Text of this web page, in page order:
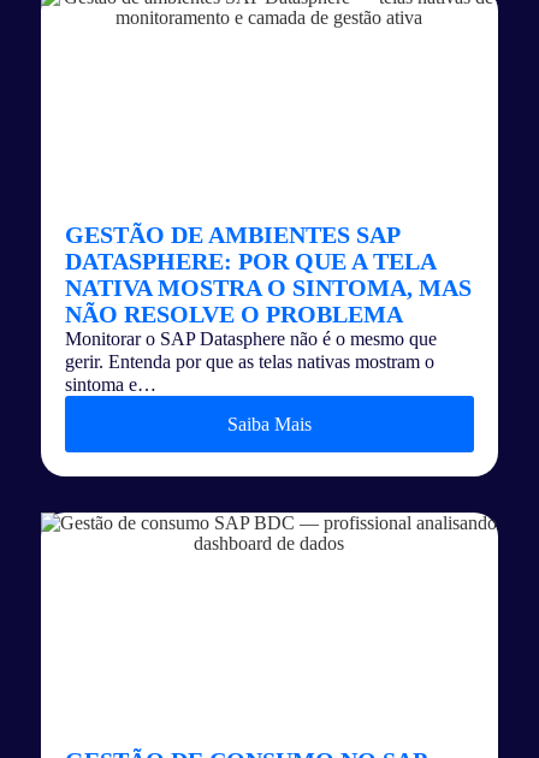
GESTÃO DE AMBIENTES SAP
DATASPHERE: POR QUE A TELA
NATIVA MOSTRA O SINTOMA, MAS
NÃO RESOLVE O PROBLEMA
Monitorar o SAP Datasphere não é o mesmo que
gerir. Entenda por que as telas nativas mostram o
sintoma e…
Saiba Mais